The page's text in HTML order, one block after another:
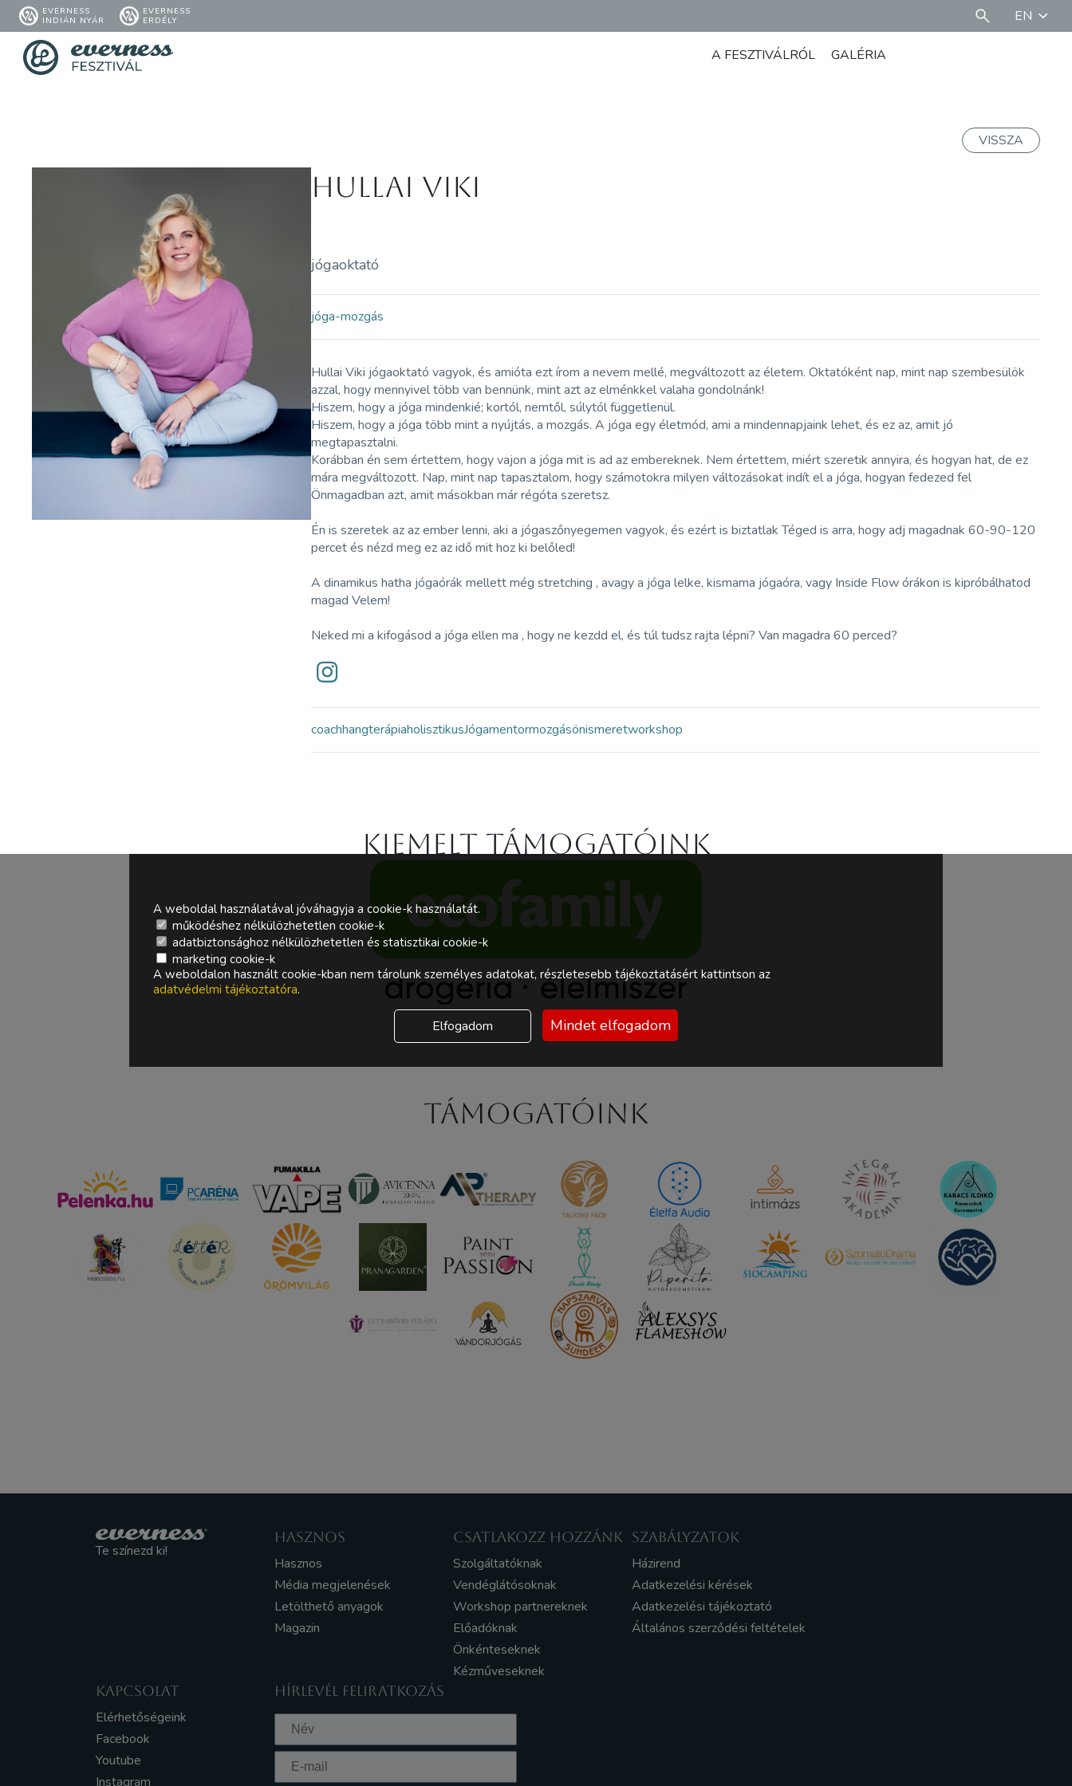
EVERNESS
INDIÁN NYÁR
EVERNESS
ERDÉLY
EN
A FESZTIVÁLRÓL GALÉRIA
VISSZA
Hullai Viki
jógaoktató
jóga-mozgás
Hullai Viki jógaoktató vagyok, és amióta ezt írom a nevem mellé, megváltozott az életem. Oktatóként nap, mint nap szembesülök
azzal, hogy mennyivel több van bennünk, mint azt az elménkkel valaha gondolnánk!
Hiszem, hogy a jóga mindenkié; kortól, nemtől, súlytól függetlenül.
Hiszem, hogy a jóga több mint a nyújtás, a mozgás. A jóga egy életmód, ami a mindennapjaink lehet, és ez az, amit jó
megtapasztalni.
Korábban én sem értettem, hogy vajon a jóga mit is ad az embereknek. Nem értettem, miért szeretik annyira, és hogyan hat, de ez
mára megváltozott. Nap, mint nap tapasztalom, hogy számotokra milyen változásokat indít el a jóga, hogyan fedezed fel
Önmagadban azt, amit másokban már régóta szeretsz.
Én is szeretek az az ember lenni, aki a jógaszőnyegemen vagyok, és ezért is biztatlak Téged is arra, hogy adj magadnak 60-90-120
percet és nézd meg ez az idő mit hoz ki belőled!
A dinamikus hatha jógaórák mellett még stretching , avagy a jóga lelke, kismama jógaóra, vagy Inside Flow órákon is kipróbálhatod
magad Velem!
Neked mi a kifogásod a jóga ellen ma , hogy ne kezdd el, és túl tudsz rajta lépni? Van magadra 60 perced?
coachhangterápiaholisztikusJógamentormozgásönismeretworkshop
Kiemelt támogatóink
Támogatóink
Te színezd ki!
HASZNOS
Hasznos
Média megjelenések
Letölthető anyagok
Magazin
CSATLAKOZZ HOZZÁNK
Szolgáltatóknak
Vendéglátósoknak
Workshop partnereknek
Előadóknak
Önkénteseknek
Kézműveseknek
SZABÁLYZATOK
Házirend
Adatkezelési kérések
Adatkezelési tájékoztató
Általános szerződési feltételek
KAPCSOLAT
Elérhetőségeink
Facebook
Youtube
Instagram
HÍRLEVÉL FELIRATKOZÁS
A weboldal használatával jóváhagyja a cookie-k használatát.
működéshez nélkülözhetetlen cookie-k
adatbiztonsághoz nélkülözhetetlen és statisztikai cookie-k
marketing cookie-k
A weboldalon használt cookie-kban nem tárolunk személyes adatokat, részletesebb tájékoztatásért kattintson az
adatvédelmi tájékoztatóra.
Elfogadom Mindet elfogadom